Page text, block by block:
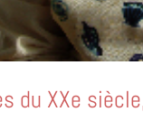
du XXe